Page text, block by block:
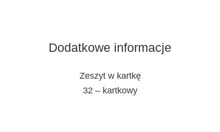
Dodatkowe informacje
Zeszyt w kartkę
32 – kartkowy